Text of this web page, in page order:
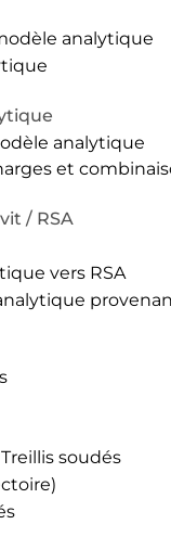
analytique
analytique
et
/ RSA
vers RSA
soudés